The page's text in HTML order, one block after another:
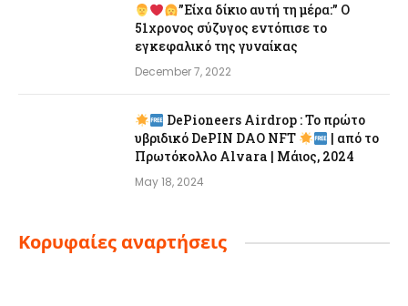
”Είχα δίκιο αυτή τη μέρα:” Ο
51χρονος σύζυγος εντόπισε το
εγκεφαλικό της γυναίκας
December 7, 2022
DePioneers Airdrop : Το πρώτο
υβριδικό DePIN DAO NFT
| από το
Πρωτόκολλο Alvara | Μάιος, 2024
May 18, 2024
Κορυφαίες αναρτήσεις